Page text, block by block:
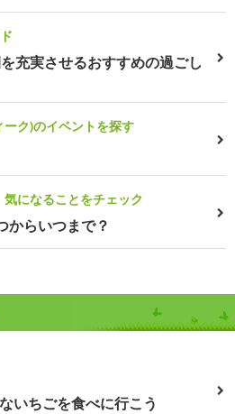
充実させるおすすめの過ごし
ク)のイベントを探す
になることをチェック
からいつまで？
いちごを食べに行こう